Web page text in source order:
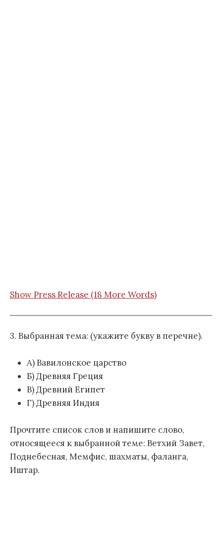
Show Press Release (18 More Words)
3. Выбранная тема: (укажите букву в перечне).
А) Вавилонское царство
Б) Древняя Греция
В) Древний Египет
Г) Древняя Индия
Прочтите список слов и напишите слово,
относящееся к выбранной теме: Ветхий Завет,
Поднебесная, Мемфис, шахматы, фаланга,
Иштар.